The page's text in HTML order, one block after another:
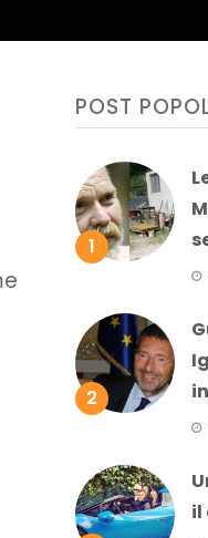
POST
1
2
il